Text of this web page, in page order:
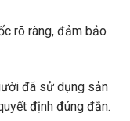
rõ ràng, đảm bảo
đã sử dụng sản
định đúng đắn.